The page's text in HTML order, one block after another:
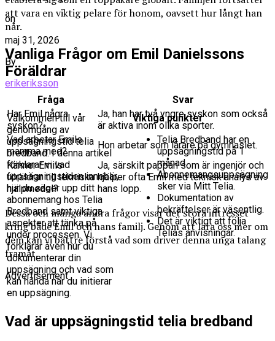
att vara en viktig pelare för honom, oavsett hur långt han
når.
Vanliga Frågor om Emil Danielssons
Föräldrar
Fråga
Svar
Har Emil några
syskon?
Ja, han har två yngre syskon som också
är aktiva inom olika sporter.
Vad arbetar Emils
mamma med?
Hon arbetar som lärare på gymnasiet.
Känner Emils
föräldrar till tekniska
hjälpmedel?
Ja, särskilt pappan som är ingenjör och
hjälper ofta Emil med teknisk analys av
hans lopp.
Dessa och många andra frågor visar det stora intresset
kring både Emil och hans familj. Genom att lära oss mer om
dem kan vi bättre förstå vad som driver denna unga talang
framåt.
Advertisement
on
maj 31, 2026
By
erikeriksson
Välkommen till vår
genomgång av
uppsägningstid telia
bredband. I denna artikel
förklarar vi vad
uppsägningstiden innebär,
hur du säger upp ditt
abonnemang hos Telia
Bredband samt viktiga
aspekter att tänka på
under processen. Vi
förklarar även hur du
dokumenterar din
uppsägning och vad som
kan hända när du initierar
en uppsägning.
Viktiga punkter
Telia Bredband har en
uppsägningstid på 1
månad.
Abonnemangsuppsägning
sker via Mitt Telia.
Dokumentation av
bekräftelser är väsentlig.
Det är viktigt att följa
Telias anvisningar.
Vad är uppsägningstid telia bredband